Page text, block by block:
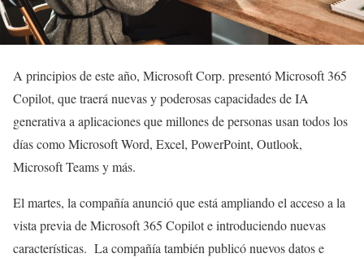
A principios de este año, Microsoft Corp. presentó Microsoft 365
Copilot, que traerá nuevas y poderosas capacidades de IA
generativa a aplicaciones que millones de personas usan todos los
días como Microsoft Word, Excel, PowerPoint, Outlook,
Microsoft Teams y más.
El martes, la compañía anunció que está ampliando el acceso a la
vista previa de Microsoft 365 Copilot e introduciendo nuevas
características. La compañía también publicó nuevos datos e